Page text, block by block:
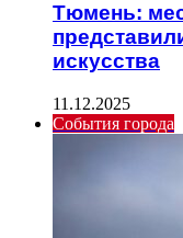
Тюмень:
искусства
11.12.2025
События города